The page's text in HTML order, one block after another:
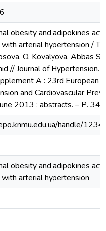
obesity and adipokines
arterial hypertension / T.
O. Kovalyova, Abbas
// Journal of Hypertension.
A : 23rd European
and Cardiovascular
2013 : abstracts. – Р. 349.
handle/
obesity and adipokines
arterial hypertension